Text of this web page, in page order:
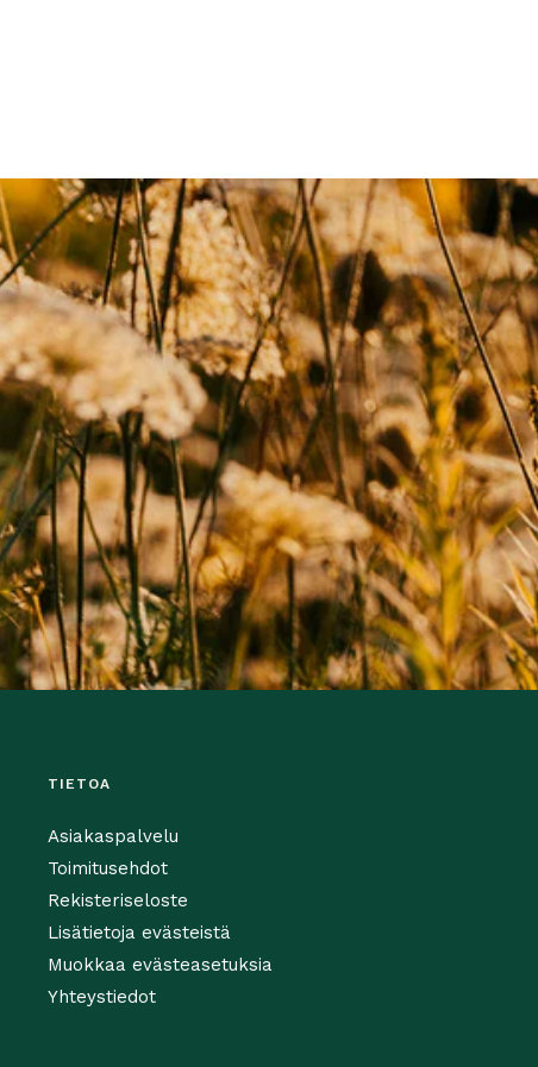
TIETOA
Asiakaspalvelu
Toimitusehdot
Rekisteriseloste
Lisätietoja evästeistä
Muokkaa evästeasetuksia
Yhteystiedot